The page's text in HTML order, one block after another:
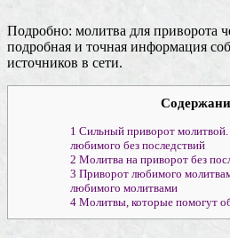
Подробно: молитва для приворота
подробная и точная информация
источников в сети.
1 Сильный приворот
любимого без последствий
2 Молитва на приворот без
3 Приворот любимого
любимого молитвами
4 Молитвы, которые помогут